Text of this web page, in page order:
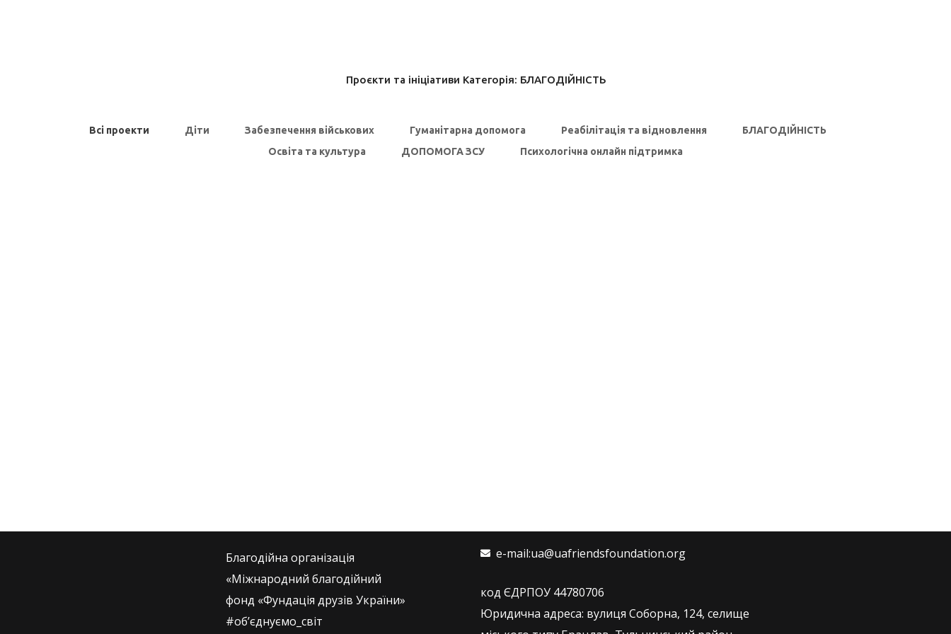
Проєкти та ініціативи Категорія: БЛАГОДІЙНІСТЬ
Всі проекти Діти Забезпечення військових Гуманітарна допомога Реабілітація та відновлення
БЛАГОДІЙНІСТЬ
Освіта та культура
ДОПОМОГА ЗСУ Психологічна онлайн підтримка
Благодійна організація
«Міжнародний благодійний
фонд «Фундація друзів України»
#об’єднуємо_світ
e-mail:ua@uafriendsfoundation.org
код ЄДРПОУ 44780706
Юридична адреса: вулиця Соборна, 124, селище